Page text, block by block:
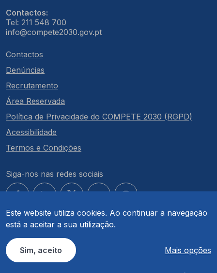
Este website utiliza cookies. Ao continuar a navegação
está a aceitar a sua utilização.
Sim, aceito Mais opções
Contactos:
Tel: 211 548 700
info@compete2030.gov.pt
Contactos
Denúncias
Recrutamento
Área Reservada
Política de Privacidade do COMPETE 2030 (RGPD)
Acessibilidade
Termos e Condições
Siga-nos nas redes sociais
© COMPETE 2030. Todos os direitos reservados.